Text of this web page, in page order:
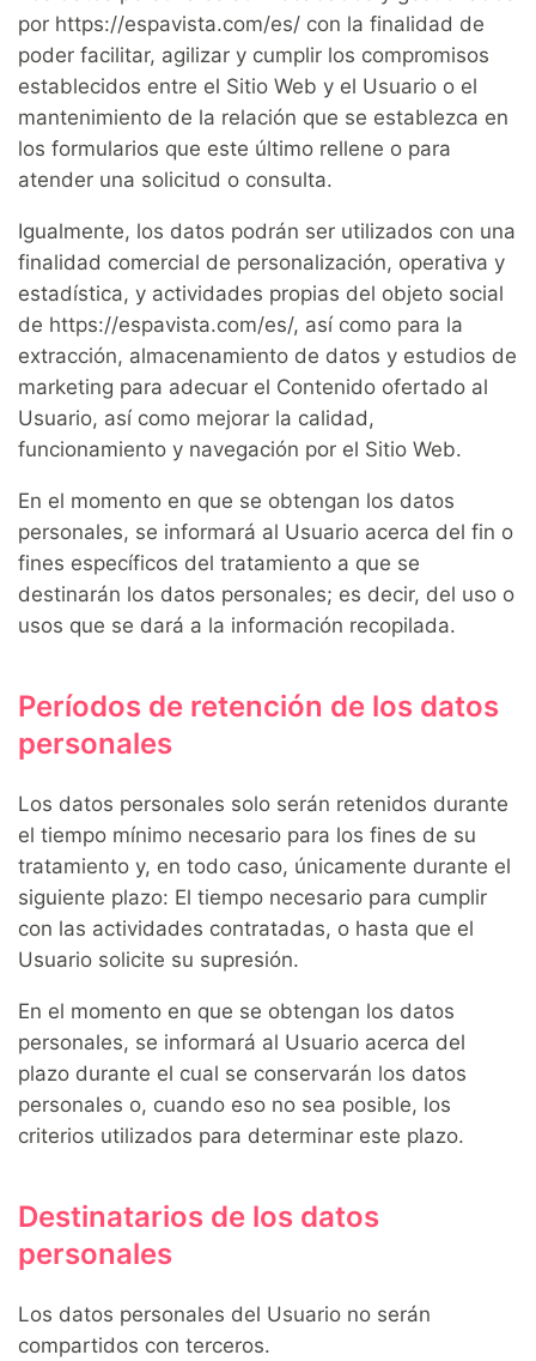
por https://espavista.com/es/ con la finalidad de
poder facilitar, agilizar y cumplir los compromisos
establecidos entre el Sitio Web y el Usuario o el
mantenimiento de la relación que se establezca en
los formularios que este último rellene o para
atender una solicitud o consulta.
Igualmente, los datos podrán ser utilizados con una
finalidad comercial de personalización, operativa y
estadística, y actividades propias del objeto social
de https://espavista.com/es/, así como para la
extracción, almacenamiento de datos y estudios de
marketing para adecuar el Contenido ofertado al
Usuario, así como mejorar la calidad,
funcionamiento y navegación por el Sitio Web.
En el momento en que se obtengan los datos
personales, se informará al Usuario acerca del fin o
fines específicos del tratamiento a que se
destinarán los datos personales; es decir, del uso o
usos que se dará a la información recopilada.
Períodos de retención de los datos
personales
Los datos personales solo serán retenidos durante
el tiempo mínimo necesario para los fines de su
tratamiento y, en todo caso, únicamente durante el
siguiente plazo: El tiempo necesario para cumplir
con las actividades contratadas, o hasta que el
Usuario solicite su supresión.
En el momento en que se obtengan los datos
personales, se informará al Usuario acerca del
plazo durante el cual se conservarán los datos
personales o, cuando eso no sea posible, los
criterios utilizados para determinar este plazo.
Destinatarios de los datos
personales
Los datos personales del Usuario no serán
compartidos con terceros.